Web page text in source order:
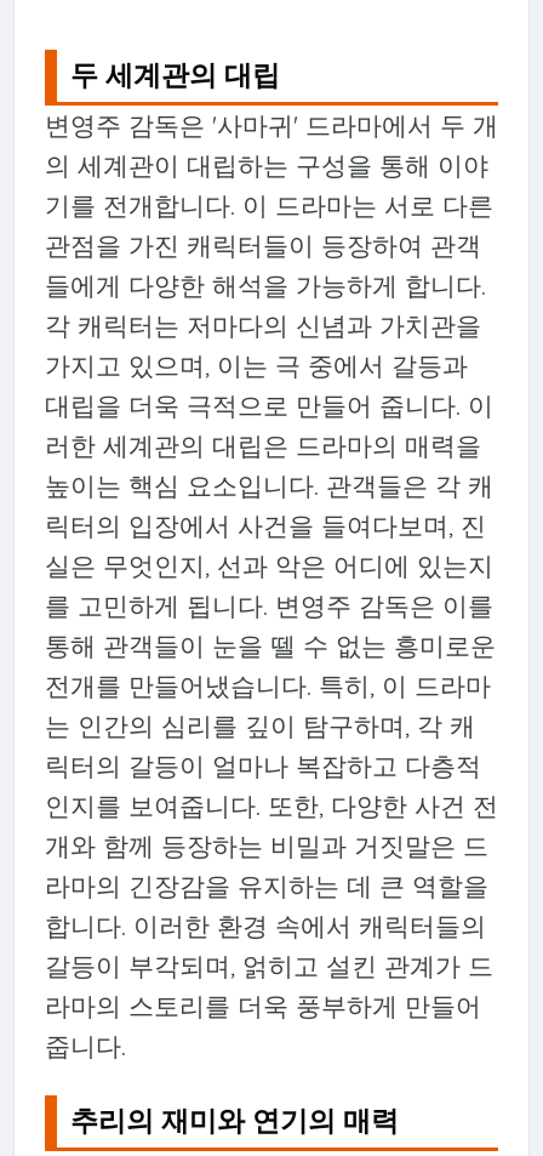
두 세계관의 대립
변영주 감독은 '사마귀' 드라마에서 두 개
의 세계관이 대립하는 구성을 통해 이야
기를 전개합니다. 이 드라마는 서로 다른
관점을 가진 캐릭터들이 등장하여 관객
들에게 다양한 해석을 가능하게 합니다.
각 캐릭터는 저마다의 신념과 가치관을
가지고 있으며, 이는 극 중에서 갈등과
대립을 더욱 극적으로 만들어 줍니다. 이
러한 세계관의 대립은 드라마의 매력을
높이는 핵심 요소입니다. 관객들은 각 캐
릭터의 입장에서 사건을 들여다보며, 진
실은 무엇인지, 선과 악은 어디에 있는지
를 고민하게 됩니다. 변영주 감독은 이를
통해 관객들이 눈을 뗄 수 없는 흥미로운
전개를 만들어냈습니다. 특히, 이 드라마
는 인간의 심리를 깊이 탐구하며, 각 캐
릭터의 갈등이 얼마나 복잡하고 다층적
인지를 보여줍니다. 또한, 다양한 사건 전
개와 함께 등장하는 비밀과 거짓말은 드
라마의 긴장감을 유지하는 데 큰 역할을
합니다. 이러한 환경 속에서 캐릭터들의
갈등이 부각되며, 얽히고 설킨 관계가 드
라마의 스토리를 더욱 풍부하게 만들어
줍니다.
추리의 재미와 연기의 매력